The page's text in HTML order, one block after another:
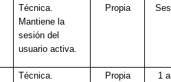
Técnica.
Mantiene la
sesión del
usuario activa.
Propia
Técnica.
Propia 1